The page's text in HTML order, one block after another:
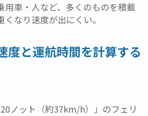
用車・人など、多くのものを積載
くなり速度が出にくい。
度と運航時間を計算する
ノット（約37km/h）」のフェリ